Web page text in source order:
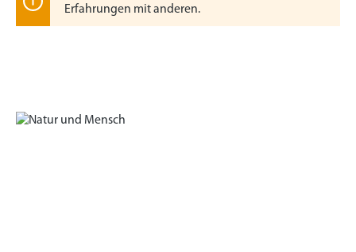
Erfahrungen mit anderen.